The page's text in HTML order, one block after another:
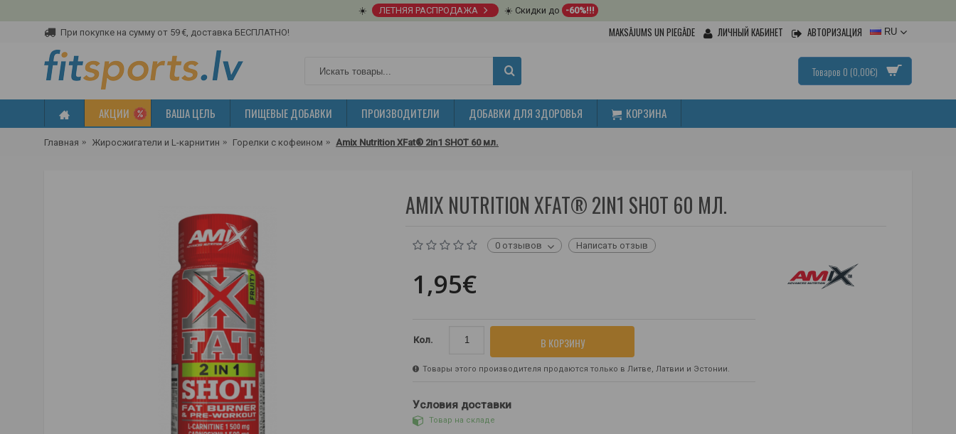
☀️ ЛЕТНЯЯ РАСПРОДАЖА ☀️ Скидки до -60%!!!
При покупке на сумму от 59 €, доставка БЕСПЛАТНО! MAKSĀJUMS UN PIEGĀDE ЛИЧНЫЙ КАБИНЕТ АВТОРИЗАЦИЯ RU
Товаров 0 (0,00€)
АКЦИИ ВАША ЦЕЛЬ ПИЩЕВЫЕ ДОБАВКИ ПРОИЗВОДИТЕЛИ ДОБАВКИ ДЛЯ ЗДОРОВЬЯ КОРЗИНА
Главная Жиросжигатели и L-карнитин Горелки с кофеином Amix Nutrition XFat® 2in1 SHOT 60 мл.
AMIX NUTRITION XFAT® 2IN1 SHOT 60 МЛ.
0 отзывов Написать отзыв
1,95€
Кол. В КОРЗИНУ
Товары этого производителя продаются только в Литве, Латвии и Эстонии.
Условия доставки
Товар на складе